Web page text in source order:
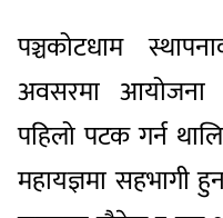
पञ्चकोटधाम
अवसरमा आयोजना
पहिलो पटक गर्न
महायज्ञमा सहभागी